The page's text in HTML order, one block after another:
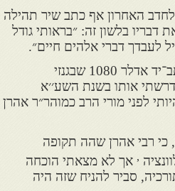
האחרון אף כתב שיר תהילה
בלשון זה: ״בראותי גודל
לעבדך דברי אלהים חיים״.
מ׳ בניהו מזהה את רבי עזרא כמחבר ׳ספר דרושים׳ כתב־יד אדלר 1080 שבגנזי
אותו בשנת השע׳׳א
לפני מורי הרב כמוהר״ר אהרן
כי רבי אהרן שהה תקופה
, אך לא מצאתי הוכחה
סביר להניח שזה היה